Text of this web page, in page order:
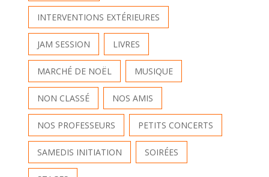
INTERVENTIONS EXTÉRIEURES
JAM SESSION LIVRES
MARCHÉ DE NOËL MUSIQUE
NON CLASSÉ NOS AMIS
NOS PROFESSEURS PETITS CONCERTS
SAMEDIS INITIATION SOIRÉES